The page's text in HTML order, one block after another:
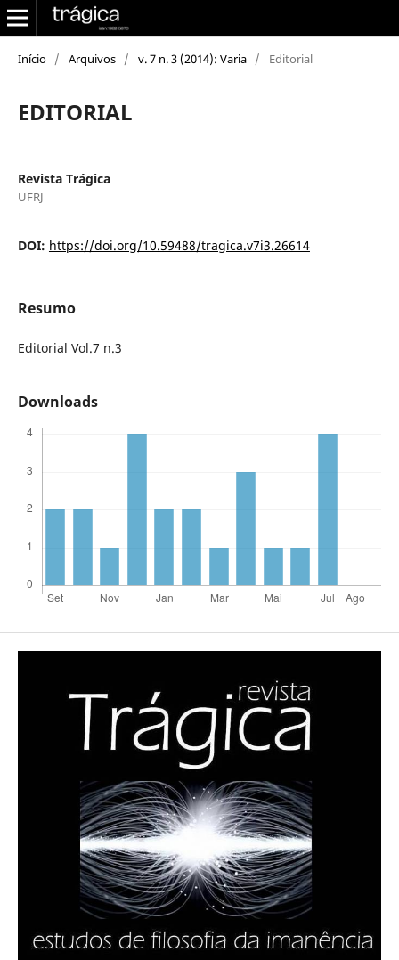
Início / Arquivos / v. 7 n. 3 (2014): Varia / Editorial
EDITORIAL
Revista Trágica
UFRJ
DOI: https://doi.org/10.59488/tragica.v7i3.26614
Resumo
Editorial Vol.7 n.3
Downloads